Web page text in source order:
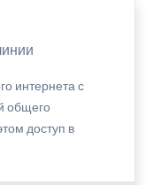
интернета с
общего
доступ в